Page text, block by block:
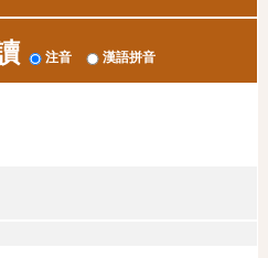
注音 漢語拼音